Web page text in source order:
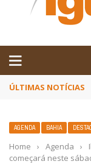
ÚLTIMAS NOTÍCIAS
AGENDA BAHIA
Home › Agenda ›
começará neste